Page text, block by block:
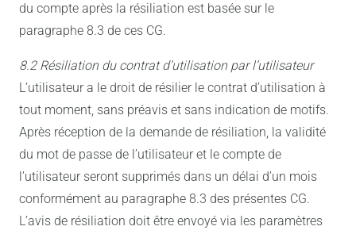
du compte après la résiliation est basée sur le
paragraphe 8.3 de ces CG.
8.2 Résiliation du contrat d’utilisation par l’utilisateur
L’utilisateur a le droit de résilier le contrat d’utilisation à
tout moment, sans préavis et sans indication de motifs.
Après réception de la demande de résiliation, la validité
du mot de passe de l’utilisateur et le compte de
l’utilisateur seront supprimés dans un délai d’un mois
conformément au paragraphe 8.3 des présentes CG.
L’avis de résiliation doit être envoyé via les paramètres